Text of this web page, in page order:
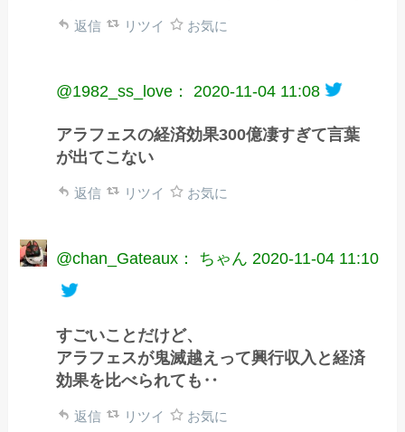
返信 リツイ お気に
@1982_ss_love： 2020-11-04 11:08
アラフェスの経済効果300億凄すぎて言葉
が出てこない
返信 リツイ お気に
@chan_Gateaux： ちゃん 2020-11-04 11:10
すごいことだけど、
アラフェスが鬼滅越えって興行収入と経済
効果を比べられても‥
返信 リツイ お気に